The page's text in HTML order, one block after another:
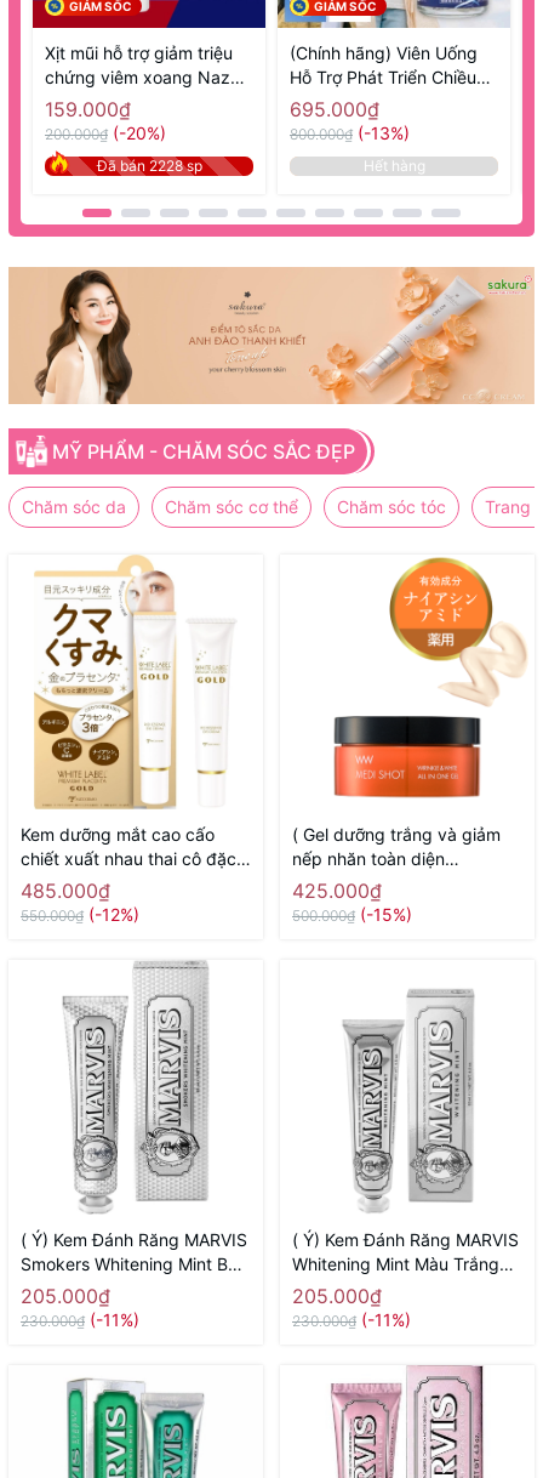
GIẢM SỐC
Xịt mũi hỗ trợ giảm triệu
chứng viêm xoang Nazal
Sato 30ml- Hàng Nhật nội
địa
159.000₫
200.000₫ (-20%)
Đã bán 2228 sp
GIẢM SỐC
(Chính hãng) Viên Uống
Hỗ Trợ Phát Triển Chiều
Cao 270 Viên GH Creation
EX+ - Hàng Nhật nội địa
695.000₫
800.000₫ (-13%)
Hết hàng
MỸ PHẨM - CHĂM SÓC SẮC ĐẸP
Chăm sóc da Chăm sóc cơ thể Chăm sóc tóc Trang
Kem dưỡng mắt cao cấo
chiết xuất nhau thai cô đặc
White Label Placenta Rich
Gold Eye Cream MICCOSMO
485.000₫
550.000₫ (-12%)
( Gel dưỡng trắng và giảm
nếp nhăn toàn diện
Meishoku Medi Shot Wrinkle
& White all in one 50g -
425.000₫
500.000₫ (-15%)
( Ý) Kem Đánh Răng MARVIS
Smokers Whitening Mint Bạc
Trắng ( Dành Cho Người Hút
Thuốc Lá)
205.000₫
230.000₫ (-11%)
( Ý) Kem Đánh Răng MARVIS
Whitening Mint Màu Trắng
85ml ( Chứa Tinh Chất Trắng
Răng)
205.000₫
230.000₫ (-11%)